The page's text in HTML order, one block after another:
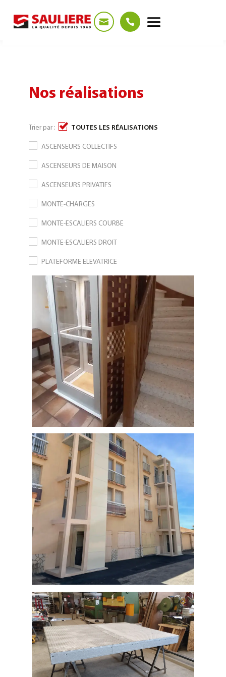
Nos réalisations
Trier par : TOUTES LES RÉALISATIONS
ASCENSEURS COLLECTIFS
ASCENSEURS DE MAISON
ASCENSEURS PRIVATIFS
MONTE-CHARGES
MONTE-ESCALIERS COURBE
MONTE-ESCALIERS DROIT
PLATEFORME ELEVATRICE
Ascenseur de maison avec trappe
escamotable installé chez un
particulier sur la commune de
Castres (département 81 Tarn)
Ascenseurs Collectifs – Élévateur
vertical Valras-Plage